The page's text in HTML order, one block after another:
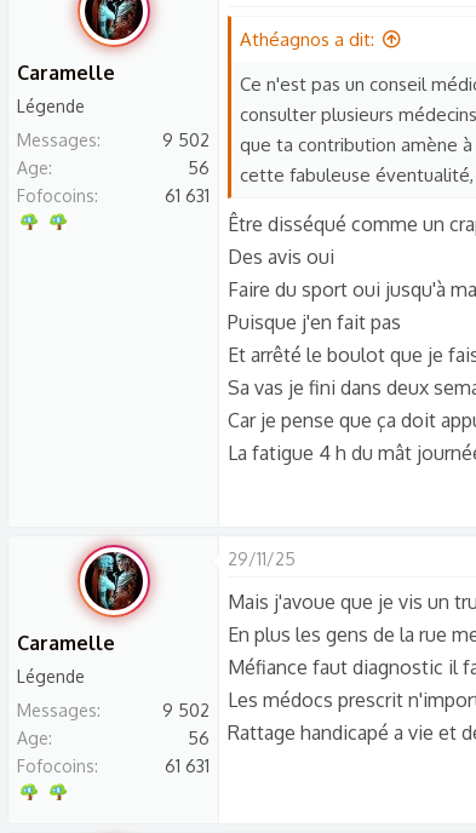
Caramelle
Légende
Messages
9 502
Age
56
Fofocoins
61 631
Athéagnos a dit:
Ce n'est pas un conseil
consulter plusieurs
que ta contribution amène
cette fabuleuse
Être disséqué comme un
Des avis oui
Faire du sport oui jusqu'à
Puisque j'en fait pas
Et arrêté le boulot que je
Sa vas je fini dans deux
Car je pense que ça doit
La fatigue 4 h du mât
Caramelle
Légende
Messages
9 502
Age
56
Fofocoins
61 631
29/11/25
Mais j'avoue que je vis un
En plus les gens de la rue
Méfiance faut diagnostic il
Les médocs prescrit
Rattage handicapé a vie et